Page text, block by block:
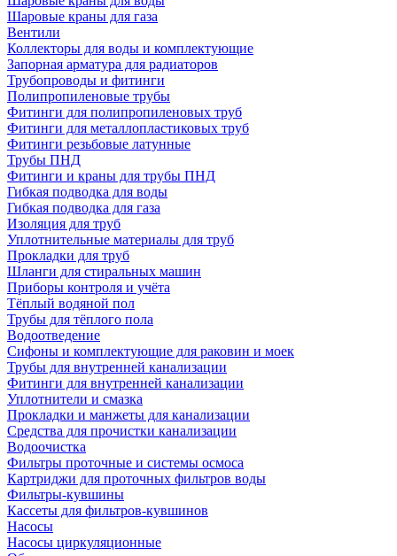
Шаровые краны для газа
Вентили
Коллекторы для воды и комплектующие
Запорная арматура для радиаторов
Трубопроводы и фитинги
Полипропиленовые трубы
Фитинги для полипропиленовых труб
Фитинги для металлопластиковых труб
Фитинги резьбовые латунные
Трубы ПНД
Фитинги и краны для трубы ПНД
Гибкая подводка для воды
Гибкая подводка для газа
Изоляция для труб
Уплотнительные материалы для труб
Прокладки для труб
Шланги для стиральных машин
Приборы контроля и учёта
Тёплый водяной пол
Трубы для тёплого пола
Водоотведение
Сифоны и комплектующие для раковин и моек
Трубы для внутренней канализации
Фитинги для внутренней канализации
Уплотнители и смазка
Прокладки и манжеты для канализации
Средства для прочистки канализации
Водоочистка
Фильтры проточные и системы осмоса
Картриджи для проточных фильтров воды
Фильтры-кувшины
Кассеты для фильтров-кувшинов
Насосы
Насосы циркуляционные